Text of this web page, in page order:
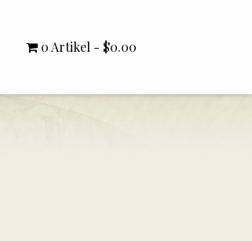
0 Artikel $0.00